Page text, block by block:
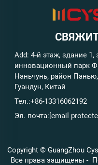
Add: 4-й этаж, здание
инновационный парк
Наньчунь, район
Гуандун, Китай
Тел.:+86-13316062192
Эл. почта:[email
Copyright © GuangZhou
Все права защищены -